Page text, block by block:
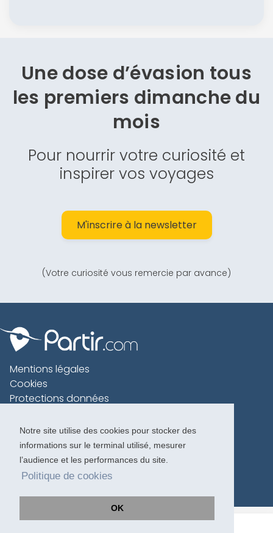
Notre site utilise des cookies pour stocker des
informations sur le terminal utilisé, mesurer
l’audience et les performances du site.
Politique de cookies
OK
Une dose d’évasion tous
les premiers dimanche du
mois
Pour nourrir votre curiosité et
inspirer vos voyages
M'inscrire à la newsletter
(Votre curiosité vous remercie par avance)
Mentions légales
Cookies
Protections données
Charte voyageur
Copyright 1996-2026